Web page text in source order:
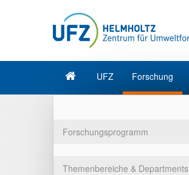
UFZ Forschung
Forschungsprogramm
Themenbereiche & Departments